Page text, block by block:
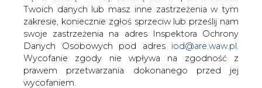
Twoich danych lub masz inne zastrzeżenia w tym
zakresie, koniecznie zgłoś sprzeciw lub prześlij nam
swoje zastrzeżenia na adres Inspektora Ochrony
Danych Osobowych pod adres iod@are.waw.pl
Wycofanie zgody nie wpływa na zgodność z
prawem przetwarzania dokonanego przed jej
wycofaniem.
któremu zachowuje unikatowe obiekty
przemysłowe. Znaczna część prac
powinna być w nim kończona na
przestrzeni najbliższego roku.
Oszacowany pierwotnie na 84,5 mln zł projekt
zabrzańskiego Muzeum znalazł się w 2017 r. na